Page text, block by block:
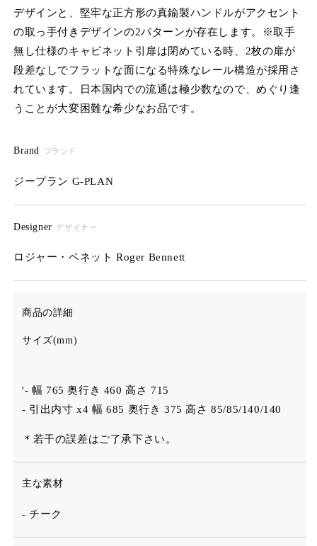
デザインと、堅牢な正方形の真鍮製ハンドルがアクセント
の取っ手付きデザインの2パターンが存在します。※取手
無し仕様のキャビネット引扉は閉めている時、2枚の扉が
段差なしでフラットな面になる特殊なレール構造が採用さ
れています。日本国内での流通は極少数なので、めぐり逢
うことが大変困難な希少なお品です。
Brand ブランド
ジープラン G-PLAN
Designer デザイナー
ロジャー・ベネット Roger Bennett
商品の詳細
サイズ(mm)
'- 幅 765 奥行き 460 高さ 715
- 引出内寸 x4 幅 685 奥行き 375 高さ 85/85/140/140
＊若干の誤差はご了承下さい。
主な素材
- チーク